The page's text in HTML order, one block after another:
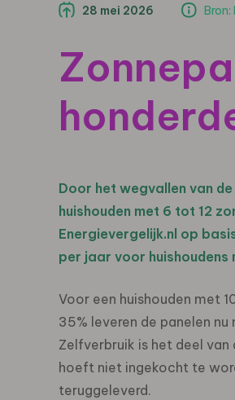
28 mei 2026 Bron:
Door het wegvallen van
huishouden met 6 tot 12
Energievergelijk.nl op
per jaar voor huishoudens
Voor een huishouden met
35% leveren de panelen
Zelfverbruik is het deel
hoeft niet ingekocht te
teruggeleverd.